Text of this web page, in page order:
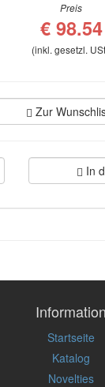
Preis
€ 98.54
(inkl. gesetzl.
Zur
In
Information
Startseite
Katalog
Novelties